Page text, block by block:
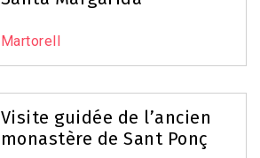
Martorell
Visite guidée de l’ancien
monastère de Sant Ponç